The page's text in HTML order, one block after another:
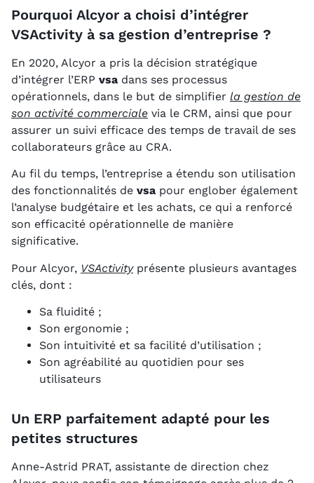
Pourquoi Alcyor a choisi d’intégrer
VSActivity à sa gestion d’entreprise ?
En 2020, Alcyor a pris la décision stratégique
d’intégrer l’ERP vsa dans ses processus
opérationnels, dans le but de simplifier la gestion de
son activité commerciale via le CRM, ainsi que pour
assurer un suivi efficace des temps de travail de ses
collaborateurs grâce au CRA.
Au fil du temps, l’entreprise a étendu son utilisation
des fonctionnalités de vsa pour englober également
l’analyse budgétaire et les achats, ce qui a renforcé
son efficacité opérationnelle de manière
significative.
Pour Alcyor, VSActivityprésente plusieurs avantages
clés, dont :
Sa fluidité ;
Son ergonomie ;
Son intuitivité et sa facilité d’utilisation ;
Son agréabilité au quotidien pour ses
utilisateurs
Un ERP parfaitement adapté pour les
petites structures
Anne-Astrid PRAT, assistante de direction chez